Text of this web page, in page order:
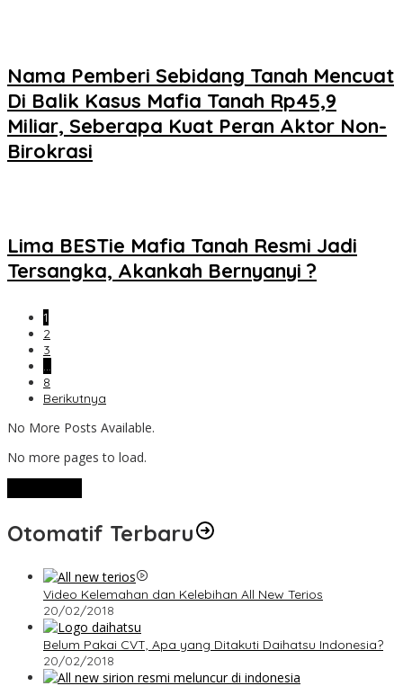
Nama Pemberi Sebidang Tanah Mencuat
Di Balik Kasus Mafia Tanah Rp45,9
Miliar, Seberapa Kuat Peran Aktor Non-
Birokrasi
Lima BESTie Mafia Tanah Resmi Jadi
Tersangka, Akankah Bernyanyi ?
1
2
3
…
8
Berikutnya
No More Posts Available.
No more pages to load.
Otomatif Terbaru
Video Kelemahan dan Kelebihan All New Terios
20/02/2018
Belum Pakai CVT, Apa yang Ditakuti Daihatsu Indonesia?
20/02/2018